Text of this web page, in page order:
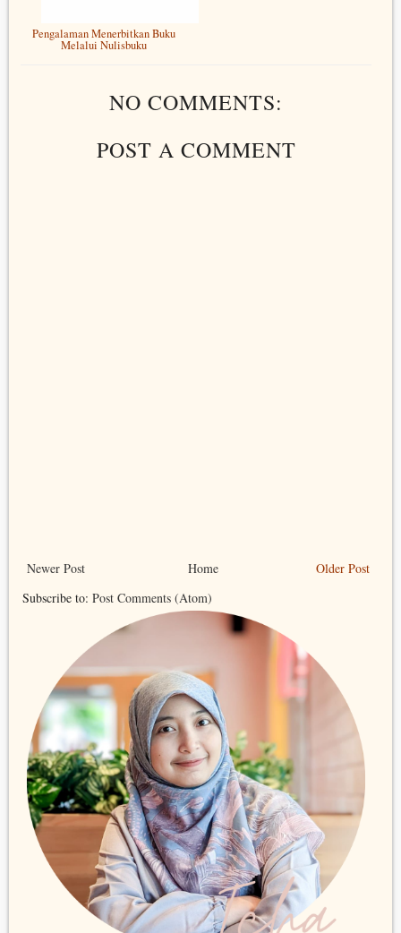
Pengalaman Menerbitkan Buku
Melalui Nulisbuku
NO COMMENTS:
POST A COMMENT
Newer Post Older Post
Home
Subscribe to: Post Comments (Atom)